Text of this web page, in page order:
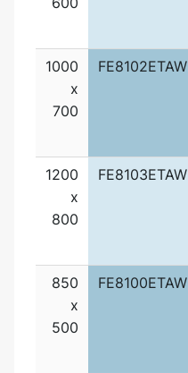
1000
x
700
FE8102ETAW
1200
x
800
FE8103ETAW
850
x
500
FE8100ETAW